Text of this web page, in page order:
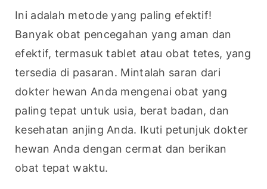
Ini adalah metode yang paling efektif!
Banyak obat pencegahan yang aman dan
efektif, termasuk tablet atau obat tetes, yang
tersedia di pasaran. Mintalah saran dari
dokter hewan Anda mengenai obat yang
paling tepat untuk usia, berat badan, dan
kesehatan anjing Anda. Ikuti petunjuk dokter
hewan Anda dengan cermat dan berikan
obat tepat waktu.